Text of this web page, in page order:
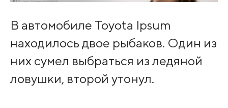
В автомобиле Toyota Ipsum
находилось двое рыбаков. Один из
них сумел выбраться из ледяной
ловушки, второй утонул.